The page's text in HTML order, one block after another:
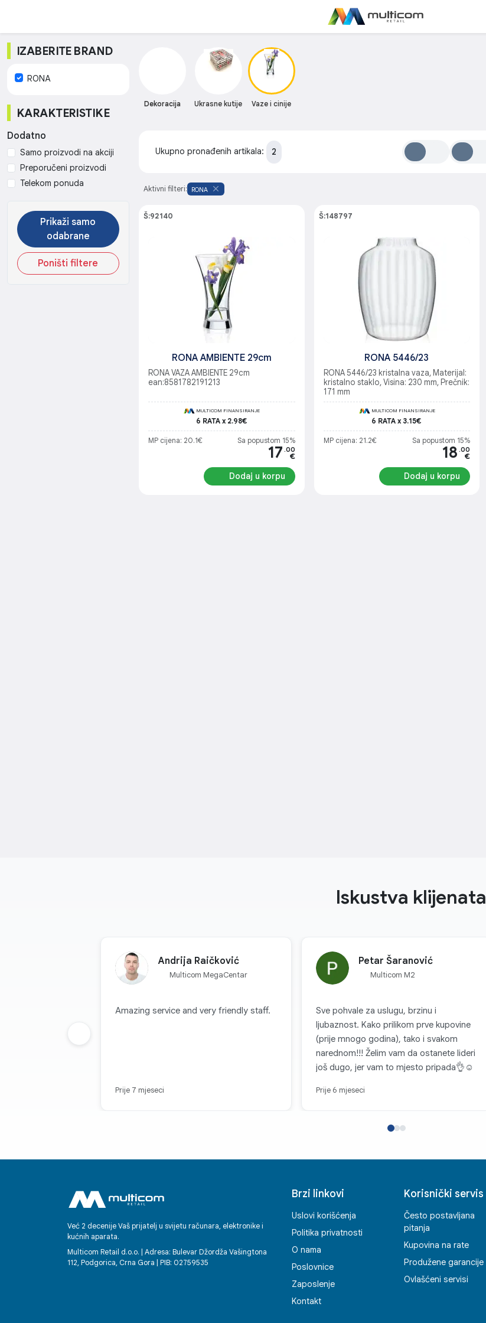
IZABERITE BRAND
RONA
KARAKTERISTIKE
Dodatno
Samo proizvodi na akciji
Preporučeni proizvodi
Telekom ponuda
Prikaži samo
odabrane
Poništi filtere
Dekoracija Ukrasne kutije Vaze i cinije
Ukupno pronađenih artikala: 2
Aktivni filteri: RONA
Š:92140
RONA AMBIENTE 29cm
RONA VAZA AMBIENTE 29cm
ean:8581782191213
MULTICOM FINANSIRANJE
6 RATA x 2.98€
MP cijena: 20.1€ Sa popustom 15%
17 .00
€
Dodaj u korpu
Š:148797
RONA 5446/23
RONA 5446/23 kristalna vaza, Materijal:
kristalno staklo, Visina: 230 mm, Prečnik:
171 mm
MULTICOM FINANSIRANJE
6 RATA x 3.15€
MP cijena: 21.2€ Sa popustom 15%
18 .00
€
Dodaj u korpu
Iskustva klijenata
Andrija Raičković
Multicom MegaCentar
Amazing service and very friendly staff.
Prije 7 mjeseci
Petar Šaranović
Multicom M2
Sve pohvale za uslugu, brzinu i
ljubaznost. Kako prilikom prve kupovine
(prije mnogo godina), tako i svakom
narednom!!! Želim vam da ostanete lideri
još dugo, jer vam to mjesto pripada👌☺️
Prije 6 mjeseci
Već 2 decenije Vaš prijatelj u svijetu računara, elektronike i
kućnih aparata.
Multicom Retail d.o.o. | Adresa: Bulevar Džordža Vašingtona
112, Podgorica, Crna Gora | PIB: 02759535
Brzi linkovi
Uslovi korišćenja
Politika privatnosti
O nama
Poslovnice
Zaposlenje
Kontakt
Korisnički servis
Često postavljana
pitanja
Kupovina na rate
Produžene garancije
Ovlašćeni servisi